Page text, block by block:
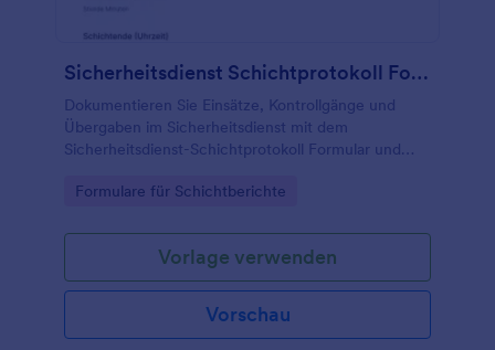
Sicherheitsdienst Schichtprotokoll Formular
Dokumentieren Sie Einsätze, Kontrollgänge und
Übergaben im Sicherheitsdienst mit dem
Sicherheitsdienst-Schichtprotokoll Formular und
Werkschutz, Revierdienst und Objektbetreuung.
Go to Category:
Formulare für Schichtberichte
Vorlage verwenden
Vorschau